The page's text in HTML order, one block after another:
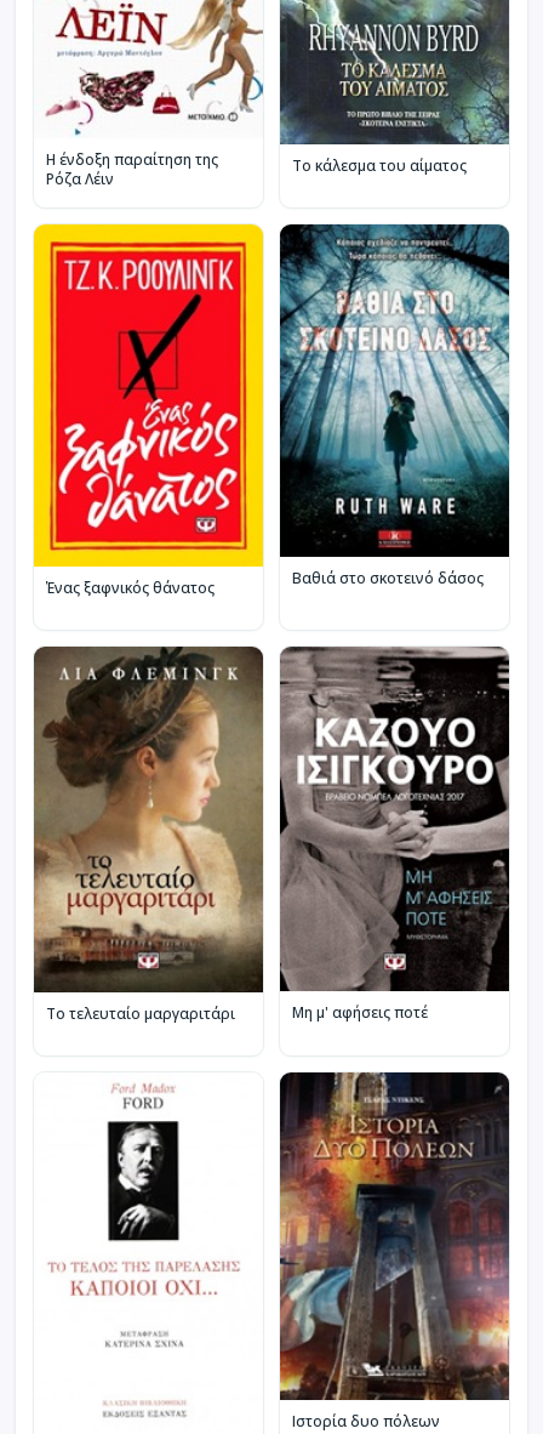
Η ένδοξη παραίτηση της
Ρόζα Λέιν
Το κάλεσμα του αίματος
Ένας ξαφνικός θάνατος Βαθιά στο σκοτεινό δάσος
Το τελευταίο μαργαριτάρι Μη μ' αφήσεις ποτέ
Ιστορία δυο πόλεων